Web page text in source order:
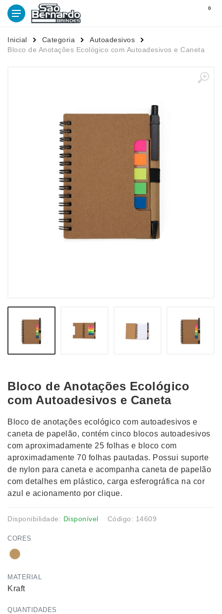
0
Inicial Categoria
Autoadesivos
Bloco de Anotações Ecológico com Autoadesivos e Caneta
Bloco de Anotações Ecológico
com Autoadesivos e Caneta
Bloco de anotações ecológico com autoadesivos e
caneta de papelão, contém cinco blocos autoadesivos
com aproximadamente 25 folhas e bloco com
aproximadamente 70 folhas pautadas. Possui suporte
de nylon para caneta e acompanha caneta de papelão
com detalhes em plástico, carga esferográfica na cor
azul e acionamento por clique.
Disponibilidade: Disponível Código: 14609
CORES
MATERIAL
Kraft
QUANTIDADES